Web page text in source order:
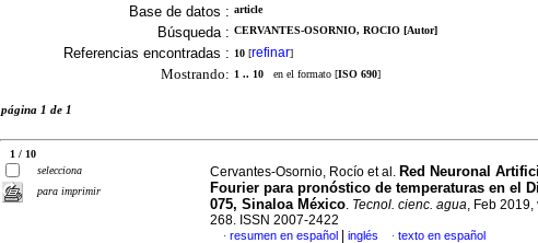
Base de datos : article
Búsqueda : CERVANTES-OSORNIO, ROCIO [Autor]
Referencias encontradas : 10 [refinar]
Mostrando: 1 .. 10 en el formato [ISO 690]
página 1 de 1
1 / 10
selecciona
para imprimir
Cervantes-Osornio, Rocío et al. Red Neuronal
Fourier para pronóstico de temperaturas en el
075, Sinaloa México. Tecnol. cienc. agua, Feb
268. ISSN 2007-2422
· resumen en español inglés · texto en español